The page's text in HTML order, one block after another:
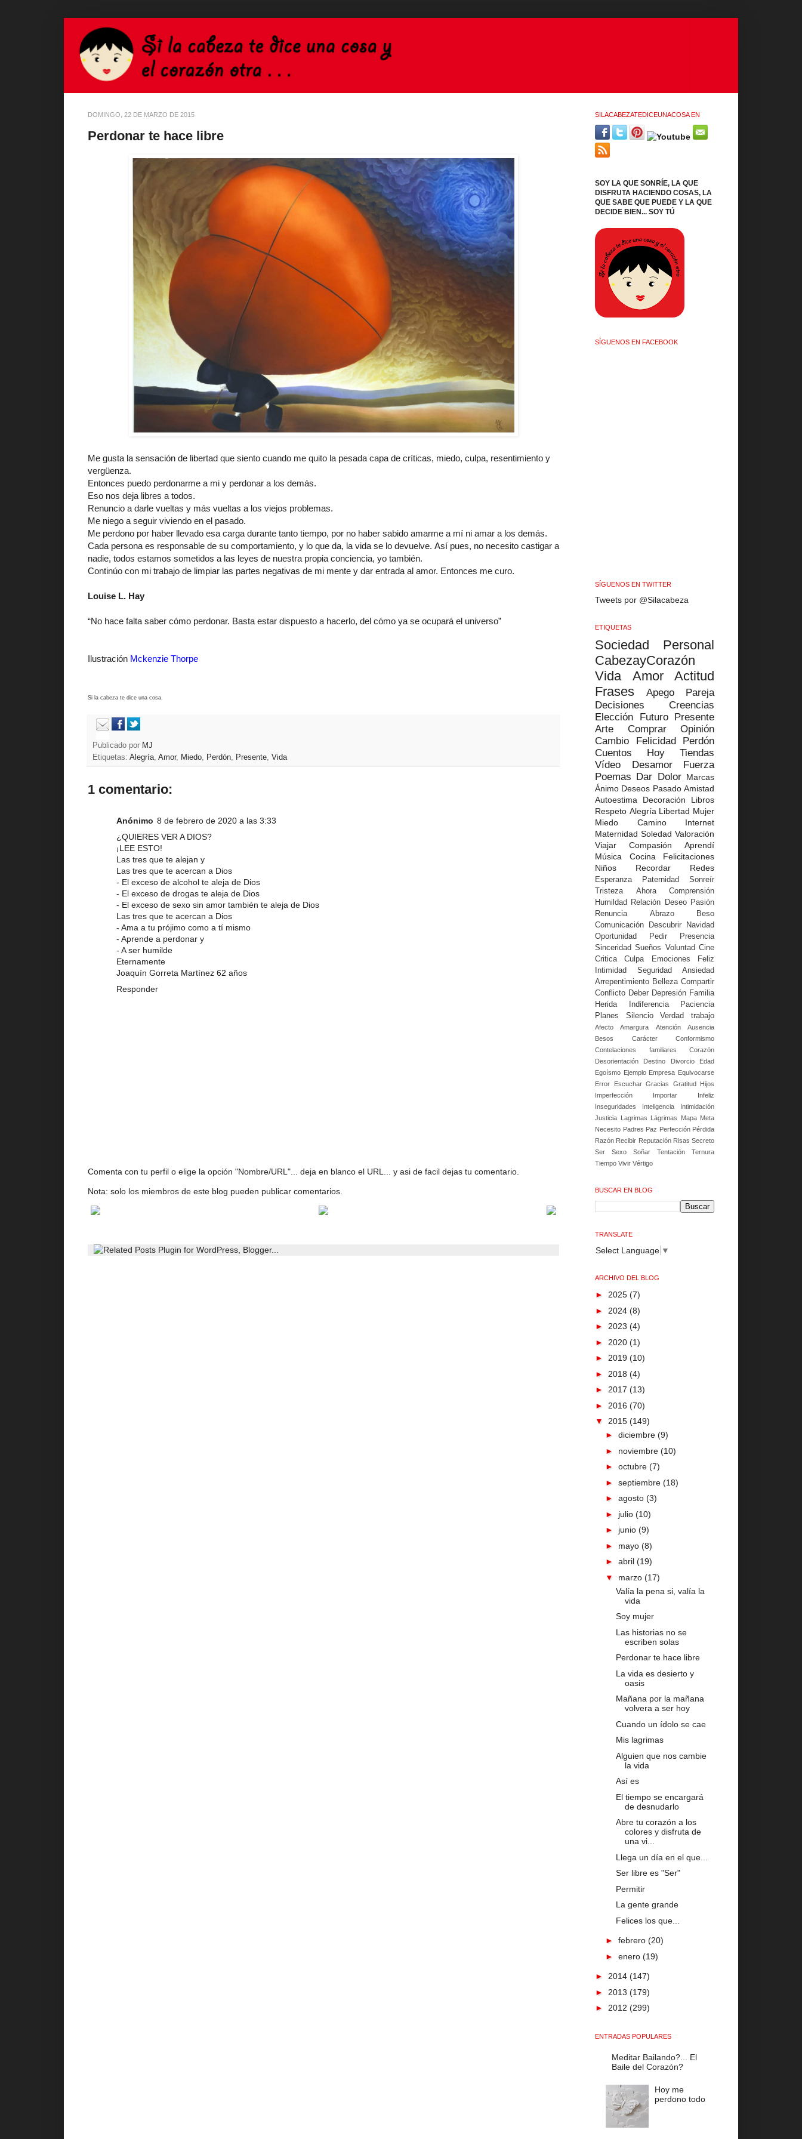
DOMINGO, 22 DE MARZO DE 2015
Perdonar te hace libre
Me gusta la sensación de libertad que siento cuando me quito la pesada capa de críticas, miedo, culpa, resentimiento y
vergüenza.
Entonces puedo perdonarme a mi y perdonar a los demás.
Eso nos deja libres a todos.
Renuncio a darle vueltas y más vueltas a los viejos problemas.
Me niego a seguir viviendo en el pasado.
Me perdono por haber llevado esa carga durante tanto tiempo, por no haber sabido amarme a mí ni amar a los demás.
Cada persona es responsable de su comportamiento, y lo que da, la vida se lo devuelve. Así pues, no necesito castigar a
nadie, todos estamos sometidos a las leyes de nuestra propia conciencia, yo también.
Continúo con mi trabajo de limpiar las partes negativas de mi mente y dar entrada al amor. Entonces me curo.
Louise L. Hay
“No hace falta saber cómo perdonar. Basta estar dispuesto a hacerlo, del cómo ya se ocupará el universo”
Ilustración Mckenzie Thorpe
Si la cabeza te dice una cosa.
Publicado por MJ
Etiquetas: Alegría, Amor, Miedo, Perdón, Presente, Vida
1 comentario:
Anónimo 8 de febrero de 2020 a las 3:33
¿QUIERES VER A DIOS?
¡LEE ESTO!
Las tres que te alejan y
Las tres que te acercan a Dios
- El exceso de alcohol te aleja de Dios
- El exceso de drogas te aleja de Dios
- El exceso de sexo sin amor también te aleja de Dios
Las tres que te acercan a Dios
- Ama a tu prójimo como a tí mismo
- Aprende a perdonar y
- A ser humilde
Eternamente
Joaquín Gorreta Martínez 62 años
Responder
Comenta con tu perfil o elige la opción "Nombre/URL"... deja en blanco el URL... y asi de facil dejas tu comentario.
Nota: solo los miembros de este blog pueden publicar comentarios.
SILACABEZATEDICEUNACOSA EN
SOY LA QUE SONRÍE, LA QUE
DISFRUTA HACIENDO COSAS, LA
QUE SABE QUE PUEDE Y LA QUE
DECIDE BIEN... SOY TÚ
SÍGUENOS EN FACEBOOK
SÍGUENOS EN TWITTER
Tweets por @Silacabeza
ETIQUETAS
Sociedad
Personal
CabezayCorazón
Vida
Amor
Actitud
Frases
Apego
Pareja
Decisiones
Creencias
Elección
Futuro
Presente
Arte
Comprar
Opinión
Cambio
Felicidad
Perdón
Cuentos
Hoy
Tiendas
Vídeo
Desamor
Fuerza
Poemas Dar Dolor Marcas
Ánimo Deseos Pasado Amistad
Autoestima
Decoración
Libros
Respeto Alegría Libertad Mujer
Miedo
Camino
Internet
Maternidad Soledad Valoración
Viajar
Compasión
Aprendí
Música
Cocina
Felicitaciones
Niños
Recordar Redes
Esperanza Paternidad
Sonreír
Tristeza
Ahora
Comprensión
Humildad
Relación Deseo Pasión
Renuncia
Abrazo
Beso
Comunicación
Descubrir
Navidad
Oportunidad
Pedir
Presencia
Sinceridad Sueños Voluntad Cine
Critica
Culpa Emociones
Feliz
Intimidad
Seguridad
Ansiedad
Arrepentimiento Belleza Compartir
Conflicto Deber Depresión Familia
Herida
Indiferencia
Paciencia
Planes
Silencio Verdad trabajo
Afecto Amargura Atención
Ausencia
Besos
Carácter
Conformismo
Contelaciones familiares
Corazón
Desorientación
Destino Divorcio
Edad
Egoísmo Ejemplo Empresa Equivocarse
Error
Escuchar Gracias Gratitud
Hijos
Imperfección
Importar
Infeliz
Inseguridades
Inteligencia
Intimidación
Justicia Lagrimas Lágrimas Mapa Meta
Necesito Padres Paz Perfección Pérdida
Razón Recibir Reputación Risas Secreto
Ser
Sexo Soñar Tentación
Ternura
Tiempo Vivir Vértigo
BUSCAR EN BLOG
TRANSLATE
Select Language ▼
ARCHIVO DEL BLOG
► 2025 (7)
► 2024 (8)
► 2023 (4)
► 2020 (1)
► 2019 (10)
► 2018 (4)
► 2017 (13)
► 2016 (70)
▼ 2015 (149)
► diciembre (9)
► noviembre (10)
► octubre (7)
► septiembre (18)
► agosto (3)
► julio (10)
► junio (9)
► mayo (8)
► abril (19)
▼ marzo (17)
Valía la pena si, valía la
vida
Soy mujer
Las historias no se
escriben solas
Perdonar te hace libre
La vida es desierto y
oasis
Mañana por la mañana
volvera a ser hoy
Cuando un ídolo se cae
Mis lagrimas
Alguien que nos cambie
la vida
Así es
El tiempo se encargará
de desnudarlo
Abre tu corazón a los
colores y disfruta de
una vi...
Llega un día en el que...
Ser libre es "Ser"
Permitir
La gente grande
Felices los que...
► febrero (20)
► enero (19)
► 2014 (147)
► 2013 (179)
► 2012 (299)
ENTRADAS POPULARES
Meditar Bailando?... El
Baile del Corazón?
Hoy me
perdono todo